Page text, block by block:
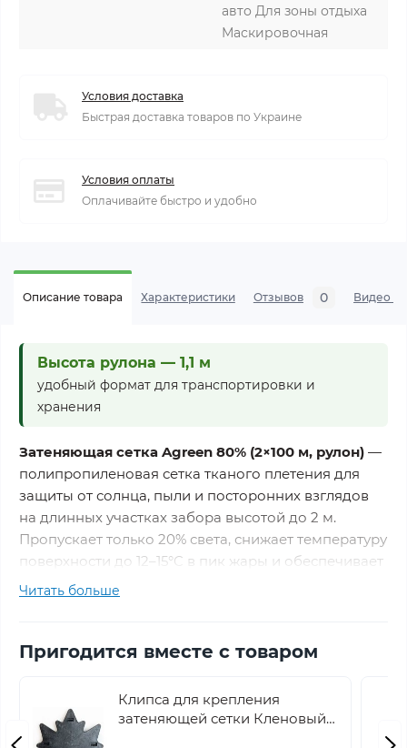
авто Для зоны отдыха
Маскировочная
Условия доставка
Быстрая доставка товаров по Украине
Условия оплаты
Оплачивайте быстро и удобно
Описание товара Характеристики Отзывов 0 Видео
Высота рулона — 1,1 м
удобный формат для транспортировки и
хранения
Затеняющая сетка Agreen 80% (2×100 м, рулон) —
полипропиленовая сетка тканого плетения для
защиты от солнца, пыли и посторонних взглядов
на длинных участках забора высотой до 2 м.
Пропускает только 20% света, снижает температуру
поверхности до 12–15°C в пик жары и обеспечивает
практически полную приватность при сохранении
Ширина 2 м соответствует высоте капитального
закрывает всю высоту одним полотном без
горизонтального шва. Длина 100 м позволяет
отрезать ровно столько, сколько нужно, и не
Читать больше
Пригодится вместе с товаром
Клипса для крепления
затеняющей сетки Кленовый